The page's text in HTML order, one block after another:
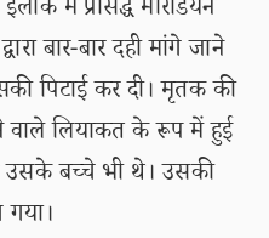
में प्रसिद्ध मेरिडियन
बार-बार दही मांगे जाने
पिटाई कर दी। मृतक की
वाले लियाकत के रूप में हुई
उसके बच्चे भी थे। उसकी